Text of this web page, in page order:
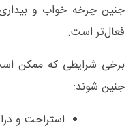
جنین چرخه خواب و
فعال‌تر است.
برخی شرایطی که ممکن
جنین شوند:
استراحت و